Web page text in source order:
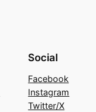
Social
Facebook
Instagram
Twitter/X